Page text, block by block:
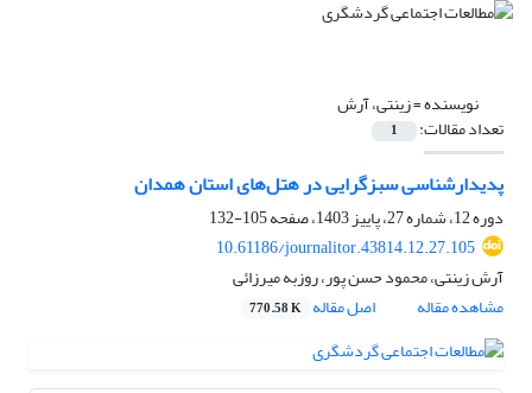
نویسنده =زینتی، آرش
تعداد مقالات: 1
پدیدارشناسی سبزگرایی در هتل‌های استان همدان
دوره 12، شماره 27، پاییز 1403، صفحه
105-132
10.61186/journalitor.43814.12.27.105
آرش زینتی، محمود حسن پور، روزبه میرزائی
مشاهده مقاله
اصل مقاله 770.58 K